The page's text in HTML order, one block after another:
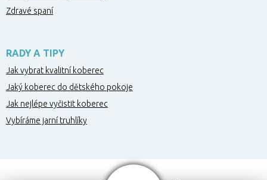
Zdravé spaní
RADY A TIPY
Jak vybrat kvalitní koberec
Jaký koberec do dětského pokoje
Jak nejlépe vyčistit koberec
Vybíráme jarní truhlíky